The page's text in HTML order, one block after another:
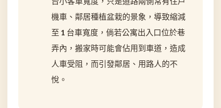
機車、鄰居種植盆栽的景象，導致縮減
至 1 台車寬度，倘若公寓出入口位於巷
弄內，搬家時可能會佔用到車道，造成
人車受阻，而引發鄰居、用路人的不
悅。